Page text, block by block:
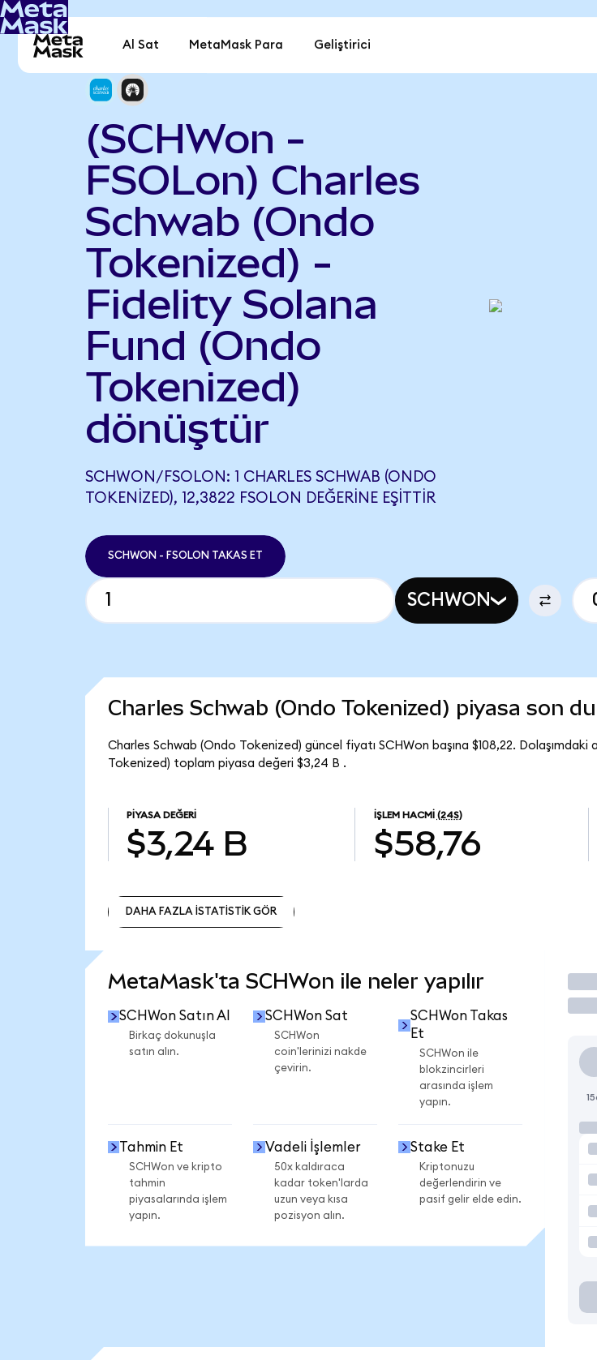
Al Sat MetaMask Para Geliştirici
(SCHWon -
FSOLon) Charles
Schwab (Ondo
Tokenized) -
Fidelity Solana
Fund (Ondo
Tokenized)
dönüştür
SCHWON/FSOLON: 1 CHARLES SCHWAB (ONDO
TOKENIZED), 12,3822 FSOLON DEĞERINE EŞITTIR
SCHWON - FSOLON TAKAS ET
SCHWON
Charles Schwab (Ondo Tokenized) piyasa son
Charles Schwab (Ondo Tokenized) güncel fiyatı SCHWon başına $108,22. Dolaşımdaki
Tokenized) toplam piyasa değeri $3,24 B .
PIYASA DEĞERI
$3,24 B
İŞLEM HACMI (24S)
$58,76
DAHA FAZLA İSTATİSTİK GÖR
MetaMask'ta SCHWon ile neler yapılır
SCHWon Satın Al
Birkaç dokunuşla
satın alın.
SCHWon Sat
SCHWon
coin'lerinizi nakde
çevirin.
SCHWon Takas
Et
SCHWon ile
blokzincirleri
arasında işlem
yapın.
Tahmin Et
SCHWon ve kripto
tahmin
piyasalarında işlem
yapın.
Vadeli İşlemler
50x kaldıraca
kadar token'larda
uzun veya kısa
pozisyon alın.
Stake Et
Kriptonuzu
değerlendirin ve
pasif gelir elde edin.